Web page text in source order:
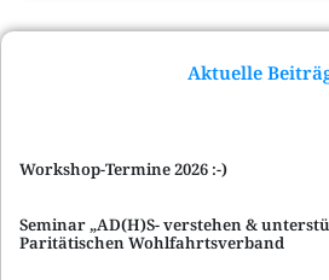
Aktuelle
Workshop-Termine 2026 :-)
Seminar „AD(H)S- verstehen &
Paritätischen Wohlfahrtsverband